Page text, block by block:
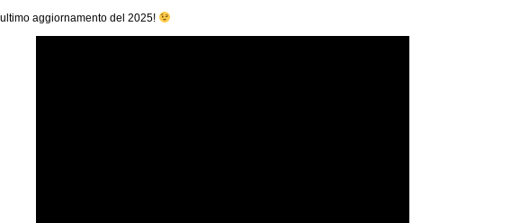
aggiornamento del 2025!